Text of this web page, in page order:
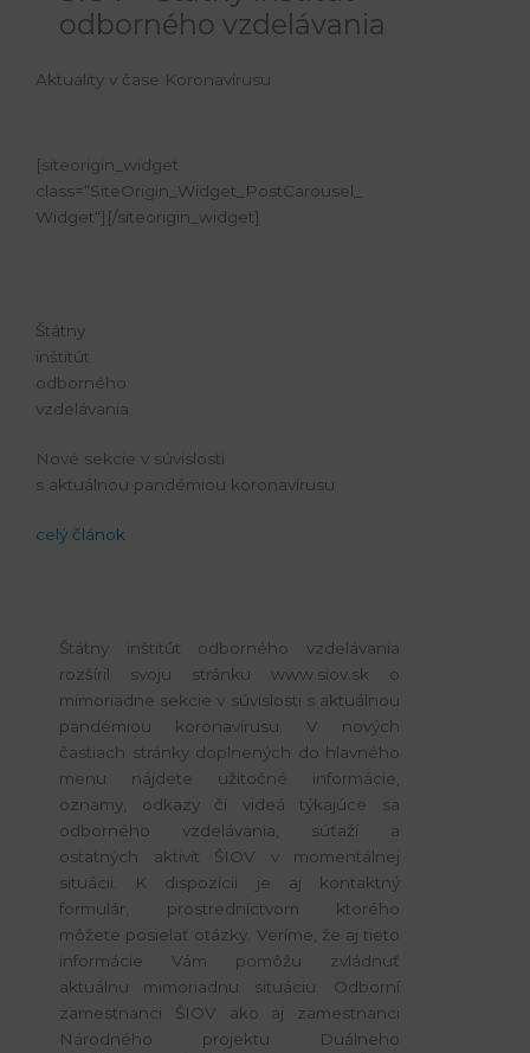
odborného vzdelávania
Aktuality v čase Koronavírusu
[siteorigin_widget
class=“SiteOrigin_Widget_PostCarousel_
Widget“] [/siteorigin_widget]
Štátny
inštitút
odborného
vzdelávania
Nové sekcie v súvislosti
s aktuálnou pandémiou koronavírusu
celý článok
Štátny inštitút odborného vzdelávania
rozšíril svoju stránku www.siov.sk o
mimoriadne sekcie v súvislosti s aktuálnou
pandémiou koronavírusu. V nových
častiach stránky doplnených do hlavného
menu nájdete užitočné informácie,
oznamy, odkazy či videá týkajúce sa
odborného vzdelávania, súťaží a
ostatných aktivít ŠIOV v momentálnej
situácii. K dispozícii je aj kontaktný
formulár, prostredníctvom ktorého
môžete posielať otázky. Veríme, že aj tieto
informácie Vám pomôžu zvládnuť
aktuálnu mimoriadnu situáciu. Odborní
zamestnanci ŠIOV ako aj zamestnanci
Národného projektu Duálneho